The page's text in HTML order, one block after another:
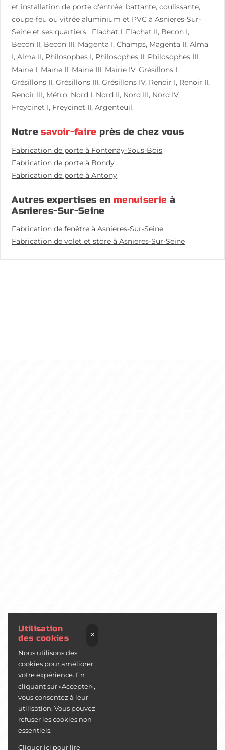
et installation de porte d'entrée, battante, coulissante,
coupe-feu ou vitrée aluminium et PVC à Asnieres-Sur-
Seine et ses quartiers : Flachat I, Flachat II, Becon I,
Becon II, Becon III, Magenta I, Champs, Magenta II, Alma
I, Alma II, Philosophes I, Philosophes II, Philosophes III,
Mairie I, Mairie II, Mairie III, Mairie IV, Grésillons I,
Grésillons II, Grésillons III, Grésillons IV, Renoir I, Renoir II,
Renoir III, Métro, Nord I, Nord II, Nord III, Nord IV,
Freycinet I, Freycinet II, Argenteuil.
Notresavoir-faire près de chez vous
Fabrication de porte à Fontenay-Sous-Bois
Fabrication de porte à Bondy
Fabrication de porte à Antony
Autres expertises en menuiserie à
Asnieres-Sur-Seine
Fabrication de fenêtre à Asnieres-Sur-Seine
Fabrication de volet et store à Asnieres-Sur-Seine
Utilisation
des cookies
×
Nous utilisons des
cookies pour améliorer
votre expérience. En
cliquant sur «Accepter»,
vous consentez à leur
utilisation. Vous pouvez
refuser les cookies non
essentiels.
Cliquer ici pour lire
Fabricant de volets
Export menuiserie
Devis personnalisé
Mentions légales
Menuiserie aluminium et PVC
Contact